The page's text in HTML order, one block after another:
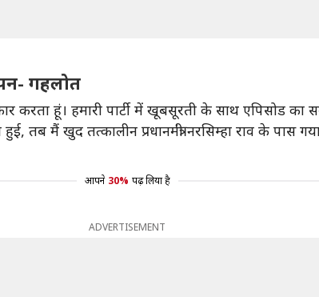
गहलोत
करता हूं। हमारी पार्टी में खूबसूरती के साथ एपिसोड
तब मैं खुद तत्कालीन प्रधानमंत्री नरसिम्हा राव के पास
आपने 30% पढ़ लिया है
ADVERTISEMENT